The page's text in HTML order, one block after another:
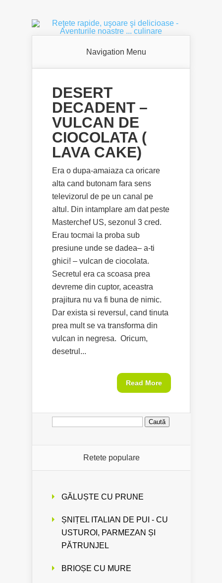
Navigation Menu
DESERT
DECADENT –
VULCAN DE
CIOCOLATA (
LAVA CAKE)
Era o dupa-amaiaza ca oricare
alta cand butonam fara sens
televizorul de pe un canal pe
altul. Din intamplare am dat peste
Masterchef US, sezonul 3 cred.
Erau tocmai la proba sub
presiune unde se dadea– a-ti
ghici! – vulcan de ciocolata.
Secretul era ca scoasa prea
devreme din cuptor, aceastra
prajitura nu va fi buna de nimic.
Dar exista si reversul, cand tinuta
prea mult se va transforma din
vulcan in negresa. Oricum,
desetrul...
Read More
Caută
Retete populare
GĂLUȘTE CU PRUNE
ȘNIȚEL ITALIAN DE PUI - CU
USTUROI, PARMEZAN ȘI
PĂTRUNJEL
BRIOȘE CU MURE